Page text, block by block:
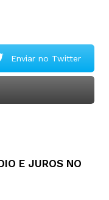
Enviar no Twitter
E JUROS NO